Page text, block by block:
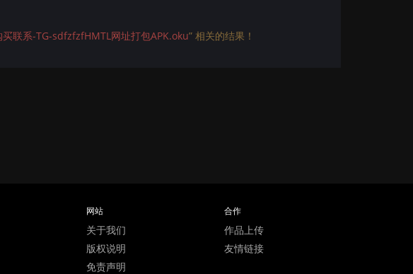
联系-TG-sdfzfzfHMTL网址打包APK.oku” 相关的结果！
网站
关于我们
版权说明
免责声明
合作
作品上传
友情链接